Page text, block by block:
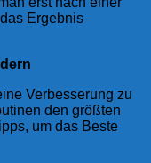
Ergebnis
Verbesserung zu
den größten
um das Beste